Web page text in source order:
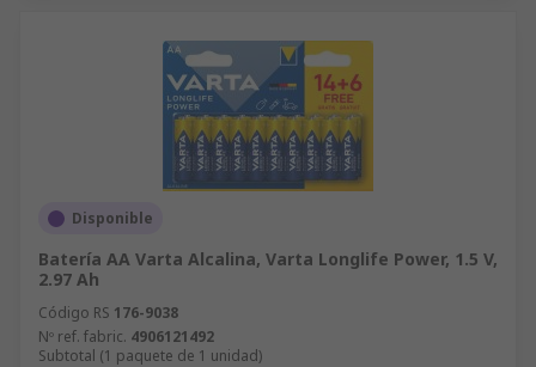
Disponible
Batería AA Varta Alcalina, Varta Longlife Power, 1.5 V,
2.97 Ah
Código RS 176-9038
Nº ref. fabric. 4906121492
Subtotal (1 paquete de 1 unidad)